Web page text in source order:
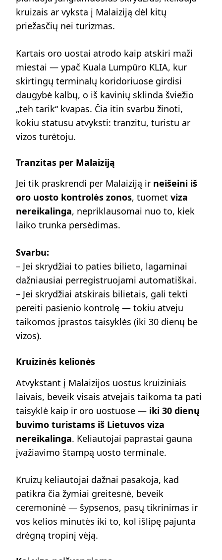
kruizais ar vyksta į Malaiziją dėl kitų
priežasčių nei turizmas.
Kartais oro uostai atrodo kaip atskiri maži
miestai — ypač Kuala Lumpūro KLIA, kur
skirtingų terminalų koridoriuose girdisi
daugybė kalbų, o iš kavinių sklinda šviežio
„teh tarik“ kvapas. Čia itin svarbu žinoti,
kokiu statusu atvyksti: tranzitu, turistu ar
vizos turėtoju.
Tranzitas per Malaiziją
Jei tik praskrendi per Malaiziją ir neišeini iš
oro uosto kontrolės zonos, tuomet viza
nereikalinga, nepriklausomai nuo to, kiek
laiko trunka persėdimas.
Svarbu:
– Jei skrydžiai to paties bilieto, lagaminai
dažniausiai perregistruojami automatiškai.
– Jei skrydžiai atskirais bilietais, gali tekti
pereiti pasienio kontrolę — tokiu atveju
taikomos įprastos taisyklės (iki 30 dienų be
vizos).
Kruizinės kelionės
Atvykstant į Malaizijos uostus kruiziniais
laivais, beveik visais atvejais taikoma ta pati
taisyklė kaip ir oro uostuose — iki 30 dienų
buvimo turistams iš Lietuvos viza
nereikalinga. Keliautojai paprastai gauna
įvažiavimo štampą uosto terminale.
Kruizų keliautojai dažnai pasakoja, kad
patikra čia žymiai greitesnė, beveik
ceremoninė — šypsenos, pasų tikrinimas ir
vos kelios minutės iki to, kol išlipę pajunta
drėgną tropinį vėją.